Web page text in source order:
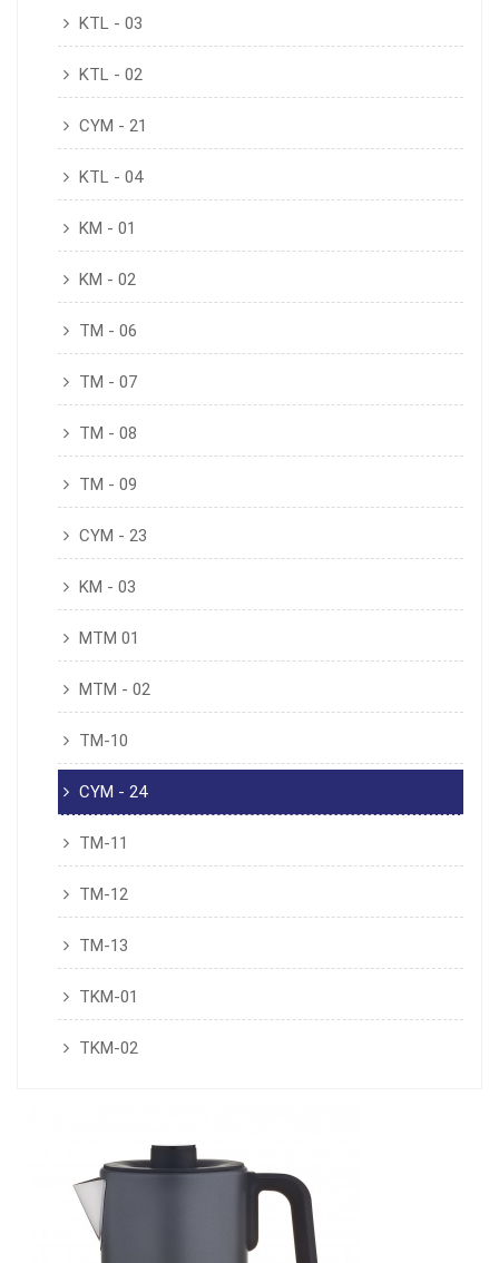
KTL - 03
KTL - 02
CYM - 21
KTL - 04
KM - 01
KM - 02
TM - 06
TM - 07
TM - 08
TM - 09
CYM - 23
KM - 03
MTM 01
MTM - 02
TM-10
CYM - 24
TM-11
TM-12
TM-13
TKM-01
TKM-02